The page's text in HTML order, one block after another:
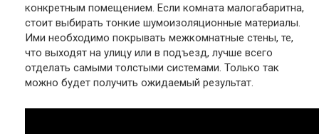
конкретным помещением. Если комната малогабаритна,
стоит выбирать тонкие шумоизоляционные материалы.
Ими необходимо покрывать межкомнатные стены, те,
что выходят на улицу или в подъезд, лучше всего
отделать самыми толстыми системами. Только так
можно будет получить ожидаемый результат.